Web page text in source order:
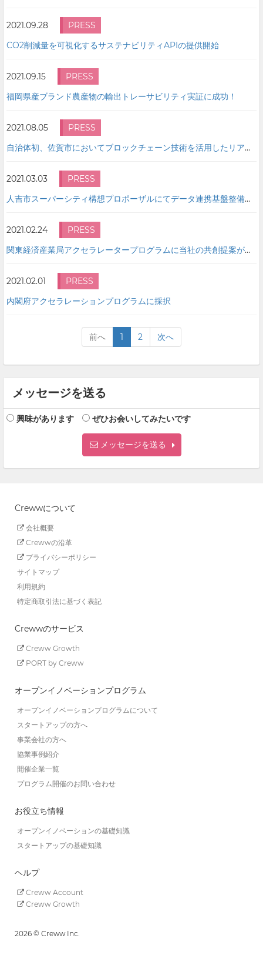
2021.09.28
PRESS
CO2削減量を可視化するサステナビリティAPIの提供開始
2021.09.15
PRESS
福岡県産ブランド農産物の輸出トレーサビリティ実証に成功！
2021.08.05
PRESS
自治体初、佐賀市においてブロックチェーン技術を活用したリアルタイムでの環境価値の電子証書化に成功
2021.03.03
PRESS
人吉市スーパーシティ構想プロポーザルにてデータ連携基盤整備事業者として選定
2021.02.24
PRESS
関東経済産業局アクセラレータープログラムに当社の共創提案が採択
2021.02.01
PRESS
内閣府アクセラレーションプログラムに採択
前へ 1 2 次へ
メッセージを送る
興味があります ぜひお会いしてみたいです
メッセージを送る
Crewwについて
会社概要
Crewwの沿革
プライバシーポリシー
サイトマップ
利用規約
特定商取引法に基づく表記
Crewwのサービス
Creww Growth
PORT by Creww
オープンイノベーションプログラム
オープンイノベーションプログラムについて
スタートアップの方へ
事業会社の方へ
協業事例紹介
開催企業一覧
プログラム開催のお問い合わせ
お役立ち情報
オープンイノベーションの基礎知識
スタートアップの基礎知識
ヘルプ
Creww Account
Creww Growth
2026 © Creww Inc.